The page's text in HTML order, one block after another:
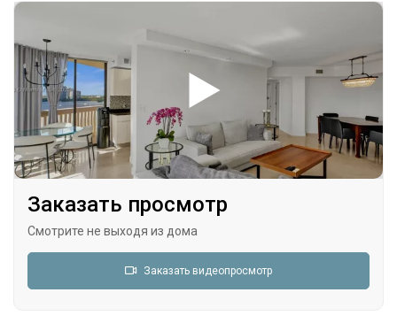
Заказать просмотр
Смотрите не выходя из дома
Заказать видеопросмотр